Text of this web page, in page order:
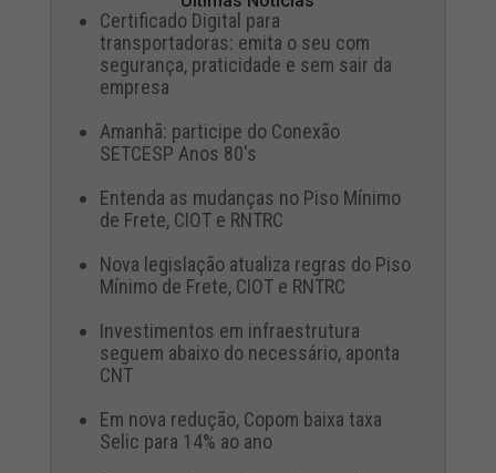
Certificado Digital para
transportadoras: emita o seu com
segurança, praticidade e sem sair da
empresa
Amanhã: participe do Conexão
SETCESP Anos 80's
Entenda as mudanças no Piso Mínimo
de Frete, CIOT e RNTRC
Nova legislação atualiza regras do Piso
Mínimo de Frete, CIOT e RNTRC
Investimentos em infraestrutura
seguem abaixo do necessário, aponta
CNT
Em nova redução, Copom baixa taxa
Selic para 14% ao ano